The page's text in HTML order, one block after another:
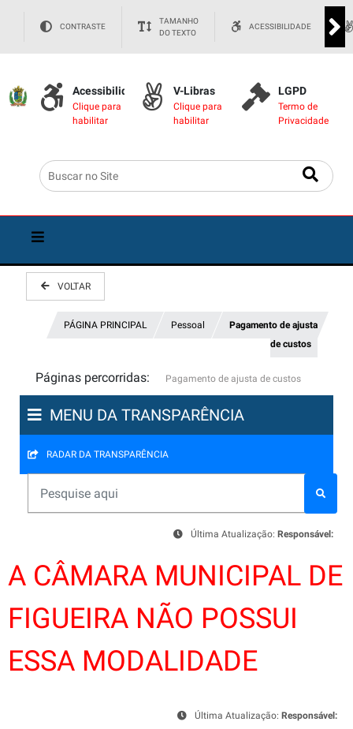
CONTRASTE
TAMANHO
DO TEXTO
ACESSIBILIDADE
Acessibilidade
Clique para
habilitar
V-Libras
Clique para
habilitar
LGPD
Termo de
Privacidade
VOLTAR
PÁGINA PRINCIPAL Pessoal
Pagamento de ajusta
de custos
Páginas percorridas: Pagamento de ajusta de custos
MENU DA TRANSPARÊNCIA
RADAR DA TRANSPARÊNCIA
Última Atualização: Responsável:
A CÂMARA MUNICIPAL DE
FIGUEIRA NÃO POSSUI
ESSA MODALIDADE
Última Atualização: Responsável: